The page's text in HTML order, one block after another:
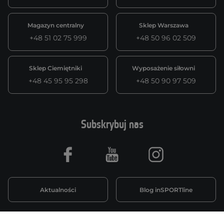
Magazyn centralny
+48 51 02 75 999
Sklep Warszawa
+48 50 96 02 509
Sklep Ciemiętniki
+48 45 95 95 298
Wyposażenie siłowni
+48 50 90 97 509
Subskrybuj nas
Aktualności Blog inSPORTline
Facebook Youtube Instagram